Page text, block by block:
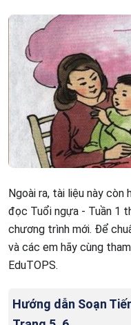
Ngoài ra, tài liệu này còn
đọc Tuổi ngựa - Tuần 1
chương trình mới. Để
và các em hãy cùng
EduTOPS.
Hướng dẫn Soạn